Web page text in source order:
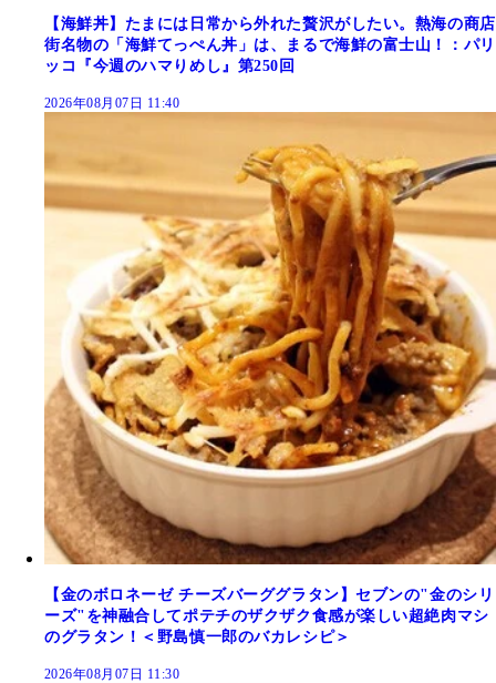
【海鮮丼】たまには日常から外れた贅沢がしたい。熱海の商店
街名物の「海鮮てっぺん丼」は、まるで海鮮の富士山！：パリ
ッコ『今週のハマりめし』第250回
2026年08月07日 11:40
【金のボロネーゼ チーズバーググラタン】セブンの"金のシリ
ーズ"を神融合してポテチのザクザク食感が楽しい超絶肉マシ
のグラタン！＜野島慎一郎のバカレシピ＞
2026年08月07日 11:30